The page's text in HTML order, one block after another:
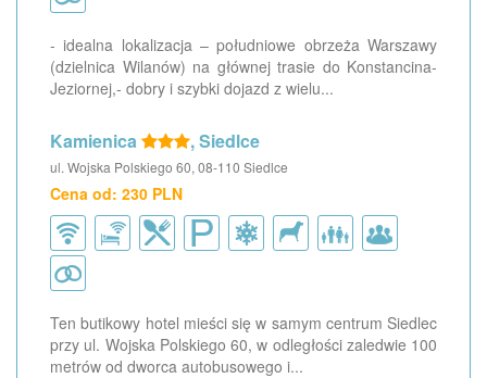
- idealna lokalizacja – południowe obrzeża Warszawy
(dzielnica Wilanów) na głównej trasie do Konstancina-
Jeziornej,- dobry i szybki dojazd z wielu...
Kamienica , Siedlce
ul. Wojska Polskiego 60, 08-110 Siedlce
Cena od: 230 PLN
Ten butikowy hotel mieści się w samym centrum Siedlec
przy ul. Wojska Polskiego 60, w odległości zaledwie 100
metrów od dworca autobusowego i...